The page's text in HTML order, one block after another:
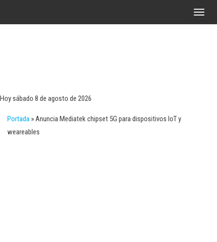
A
Hoy sábado 8 de agosto de 2026
Portada »Anuncia Mediatek chipset 5G para dispositivos IoT y
weareables